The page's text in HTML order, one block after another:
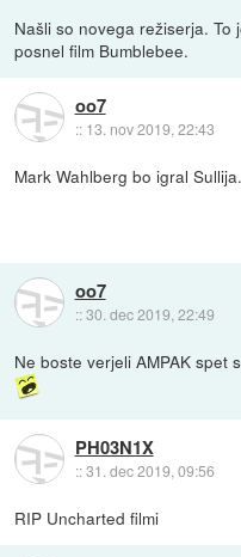
Našli so novega režiserja. To
posnel film Bumblebee.
oo7
:: 13. nov 2019, 22:43
Mark Wahlberg bo igral Sullija.
oo7
::30. dec 2019, 22:49
Ne boste verjeli AMPAK spet
PH03N1X
::31. dec 2019, 09:56
RIP Uncharted filmi